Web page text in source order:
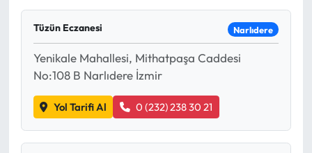
Tüzün Eczanesi Narlıdere
Yenikale Mahallesi, Mithatpaşa Caddesi
No:108 B Narlıdere İzmir
Yol Tarifi Al 0 (232) 238 30 21